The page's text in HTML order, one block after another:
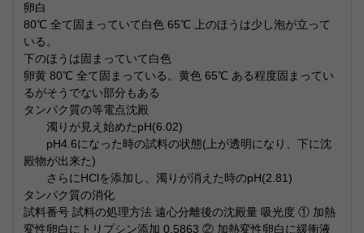
卵白
80℃ 全て固まっていて白色 65℃ 上のほうは少し泡が立って
いる。
下のほうは固まっていて白色
卵黄 80℃ 全て固まっている。黄色 65℃ ある程度固まってい
るがそうでない部分もある
タンパク質の等電点沈殿
濁りが見え始めたpH(6.02)
pH4.6になった時の試料の状態(上が透明になり、下に沈
殿物が出来た)
さらにHClを添加し、濁りが消えた時のpH(2.81)
タンパク質の消化
試料番号 試料の処理方法 遠心分離後の沈殿量 吸光度 ① 加熱
変性卵白にトリプシン添加 0.5863 ② 加熱変性卵白に緩衝液